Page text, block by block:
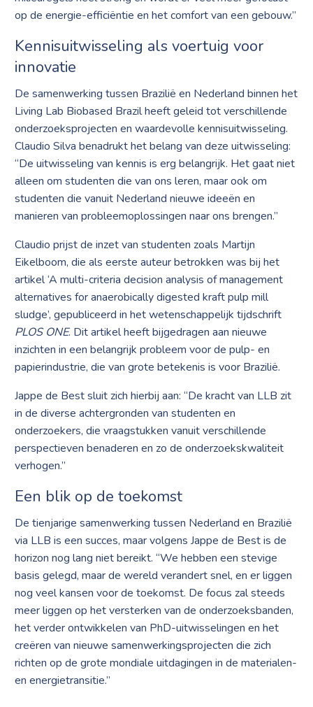
op de energie-efficiëntie en het comfort van een gebouw.”
Kennisuitwisseling als voertuig voor
innovatie
De samenwerking tussen Brazilië en Nederland binnen het
Living Lab Biobased Brazil heeft geleid tot verschillende
onderzoeksprojecten en waardevolle kennisuitwisseling.
Claudio Silva benadrukt het belang van deze uitwisseling:
“De uitwisseling van kennis is erg belangrijk. Het gaat niet
alleen om studenten die van ons leren, maar ook om
studenten die vanuit Nederland nieuwe ideeën en
manieren van probleemoplossingen naar ons brengen.”
Claudio prijst de inzet van studenten zoals Martijn
Eikelboom, die als eerste auteur betrokken was bij het
artikel ‘A multi-criteria decision analysis of management
alternatives for anaerobically digested kraft pulp mill
sludge’, gepubliceerd in het wetenschappelijk tijdschrift
PLOS ONE. Dit artikel heeft bijgedragen aan nieuwe
inzichten in een belangrijk probleem voor de pulp- en
papierindustrie, die van grote betekenis is voor Brazilië.
Jappe de Best sluit zich hierbij aan: “De kracht van LLB zit
in de diverse achtergronden van studenten en
onderzoekers, die vraagstukken vanuit verschillende
perspectieven benaderen en zo de onderzoekskwaliteit
verhogen.”
Een blik op de toekomst
De tienjarige samenwerking tussen Nederland en Brazilië
via LLB is een succes, maar volgens Jappe de Best is de
horizon nog lang niet bereikt. “We hebben een stevige
basis gelegd, maar de wereld verandert snel, en er liggen
nog veel kansen voor de toekomst. De focus zal steeds
meer liggen op het versterken van de onderzoeksbanden,
het verder ontwikkelen van PhD-uitwisselingen en het
creëren van nieuwe samenwerkingsprojecten die zich
richten op de grote mondiale uitdagingen in de materialen-
en energietransitie.”